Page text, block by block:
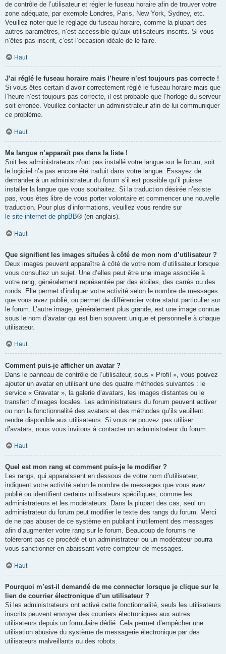
de contrôle de l’utilisateur et régler le fuseau horaire afin de trouver votre
zone adéquate, par exemple Londres, Paris, New York, Sydney, etc.
Veuillez noter que le réglage du fuseau horaire, comme la plupart des
autres paramètres, n’est accessible qu’aux utilisateurs inscrits. Si vous
n’êtes pas inscrit, c’est l’occasion idéale de le faire.
Haut
J’ai réglé le fuseau horaire mais l’heure n’est toujours pas correcte !
Si vous êtes certain d’avoir correctement réglé le fuseau horaire mais que
l’heure n’est toujours pas correcte, il est probable que l’horloge du serveur
soit erronée. Veuillez contacter un administrateur afin de lui communiquer
ce problème.
Haut
Ma langue n’apparaît pas dans la liste !
Soit les administrateurs n’ont pas installé votre langue sur le forum, soit
le logiciel n’a pas encore été traduit dans votre langue. Essayez de
demander à un administrateur du forum s’il est possible qu’il puisse
installer la langue que vous souhaitez. Si la traduction désirée n’existe
pas, vous êtes libre de vous porter volontaire et commencer une nouvelle
traduction. Pour plus d’informations, veuillez vous rendre sur
le site internet de phpBB® (en anglais).
Haut
Que signifient les images situées à côté de mon nom d’utilisateur ?
Deux images peuvent apparaître à côté de votre nom d’utilisateur lorsque
vous consultez un sujet. Une d’elles peut être une image associée à
votre rang, généralement représentée par des étoiles, des carrés ou des
ronds. Elle permet d’indiquer votre activité selon le nombre de messages
que vous avez publié, ou permet de différencier votre statut particulier sur
le forum. L’autre image, généralement plus grande, est une image connue
sous le nom d’avatar qui est bien souvent unique et personnelle à chaque
utilisateur.
Haut
Comment puis-je afficher un avatar ?
Dans le panneau de contrôle de l’utilisateur, sous « Profil », vous pouvez
ajouter un avatar en utilisant une des quatre méthodes suivantes : le
service « Gravatar », la galerie d’avatars, les images distantes ou le
transfert d’images locales. Les administrateurs du forum peuvent activer
ou non la fonctionnalité des avatars et des méthodes qu’ils veuillent
rendre disponible aux utilisateurs. Si vous ne pouvez pas utiliser
d’avatars, nous vous invitons à contacter un administrateur du forum.
Haut
Quel est mon rang et comment puis-je le modifier ?
Les rangs, qui apparaissent en dessous de votre nom d’utilisateur,
indiquent votre activité selon le nombre de messages que vous avez
publié ou identifient certains utilisateurs spécifiques, comme les
administrateurs et les modérateurs. Dans la plupart des cas, seul un
administrateur du forum peut modifier le texte des rangs du forum. Merci
de ne pas abuser de ce système en publiant inutilement des messages
afin d’augmenter votre rang sur le forum. Beaucoup de forums ne
toléreront pas ce procédé et un administrateur ou un modérateur pourra
vous sanctionner en abaissant votre compteur de messages.
Haut
Pourquoi m’est-il demandé de me connecter lorsque je clique sur le
lien de courrier électronique d’un utilisateur ?
Si les administrateurs ont activé cette fonctionnalité, seuls les utilisateurs
inscrits peuvent envoyer des courriers électroniques aux autres
utilisateurs depuis un formulaire dédié. Cela permet d’empêcher une
utilisation abusive du système de messagerie électronique par des
utilisateurs malveillants ou des robots.